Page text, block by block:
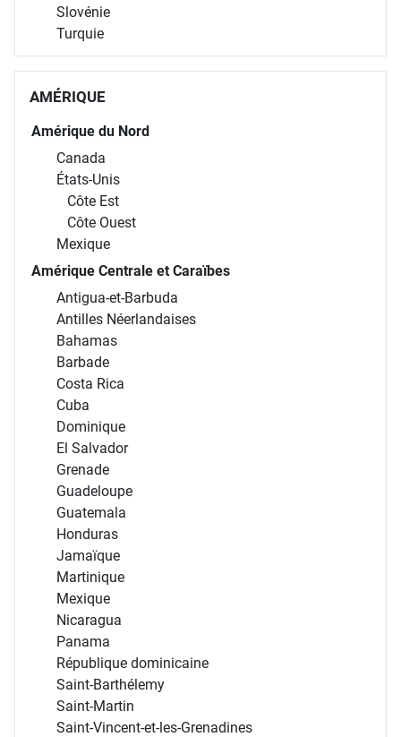
Slovénie
Turquie
AMÉRIQUE
Amérique du Nord
Canada
États-Unis
Côte Est
Côte Ouest
Mexique
Amérique Centrale et Caraïbes
Antigua-et-Barbuda
Antilles Néerlandaises
Bahamas
Barbade
Costa Rica
Cuba
Dominique
El Salvador
Grenade
Guadeloupe
Guatemala
Honduras
Jamaïque
Martinique
Mexique
Nicaragua
Panama
République dominicaine
Saint-Barthélemy
Saint-Martin
Saint-Vincent-et-les-Grenadines